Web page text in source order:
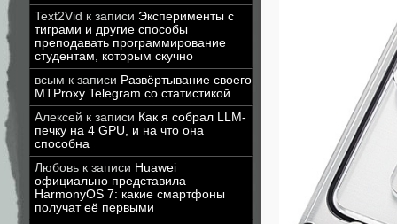
Text2Vid к записи Эксперименты с
тиграми и другие способы
преподавать программирование
студентам, которым скучно
всым к записи Развёртывание своего
MTProxy Telegram со статистикой
Алексей к записи Как я собрал LLM-
печку на 4 GPU, и на что она
способна
Любовь к записи Huawei
официально представила
HarmonyOS 7: какие смартфоны
получат её первыми